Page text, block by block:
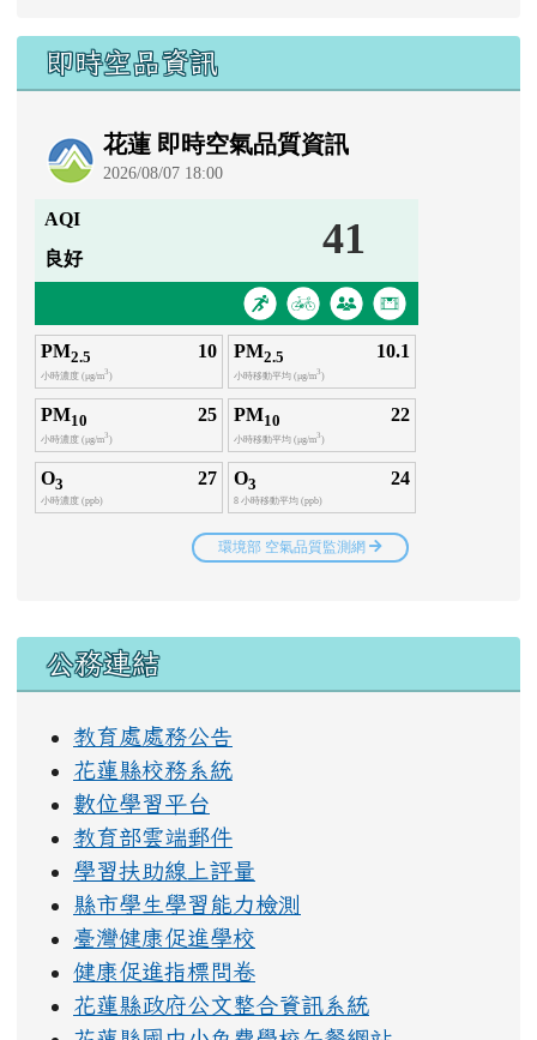
即時空品資訊
右邊區域內容
公務連結
教育處處務公告
花蓮縣校務系統
數位學習平台
教育部雲端郵件
學習扶助線上評量
縣市學生學習能力檢測
臺灣健康促進學校
健康促進指標問卷
花蓮縣政府公文整合資訊系統